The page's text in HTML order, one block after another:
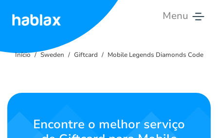
Menu
Tarifas
Contate-
Início Sweden Giftcard Mobile Legends Diamonds Code
Encontre o melhor serviço